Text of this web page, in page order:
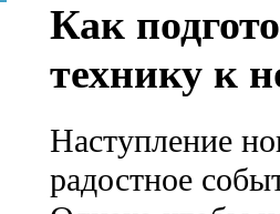
Как
технику к
Наступление
радостное